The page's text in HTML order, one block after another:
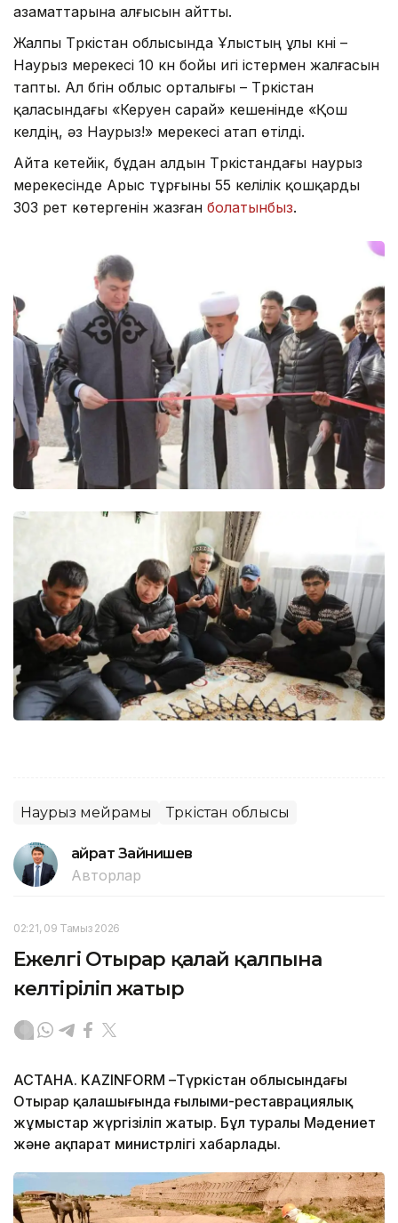
азаматтарына алғысын айтты.
Жалпы Түркістан облысында Ұлыстың ұлы күні –
Наурыз мерекесі 10 күн бойы игі істермен жалғасын
тапты. Ал бүгін облыс орталығы – Түркістан
қаласындағы «Керуен сарай» кешенінде «Қош
келдің, әз Наурыз!» мерекесі атап өтілді.
Айта кетейік, бұдан алдын Түркістандағы наурыз
мерекесінде Арыс тұрғыны 55 келілік қошқарды
303 рет көтергенін жазған болатынбыз.
Наурыз мейрамы Түркістан облысы
Қайрат Зайнишев
Авторлар
02:21, 09 Тамыз 2026
Ежелгі Отырар қалай қалпына
келтіріліп жатыр
АСТАНА. KAZINFORM –Түркістан облысындағы
Отырар қалашығында ғылыми-реставрациялық
жұмыстар жүргізіліп жатыр. Бұл туралы Мәдениет
және ақпарат министрлігі хабарлады.